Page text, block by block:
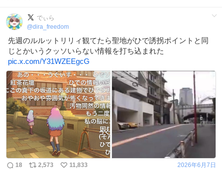
でぃら
@dira_freedom
先週のルルットリリィ観てたら聖地がひで誘拐ポイントと同
じとかいうクッソいらない情報を打ち込まれた
pic.x.com/Y31WZEEgcG
18 2,573 11,833 2026年6月7日